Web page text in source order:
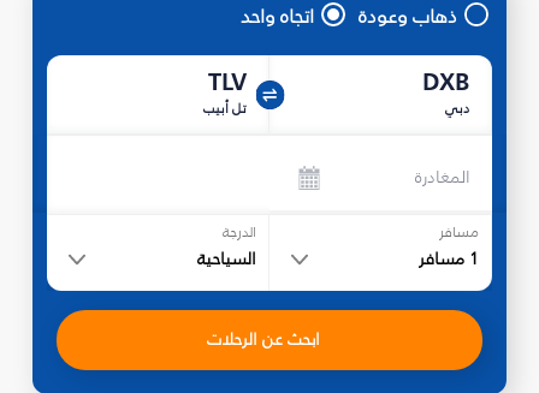
ذهاب وعودة اتجاه واحد
DXB
دبي
TLV
تل أبيب
المغادرة
مسافر
1 مسافر
الدرجة
السياحية
ابحث عن الرحلات